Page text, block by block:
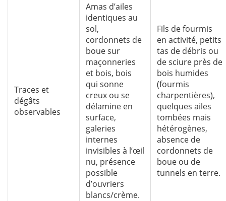
Traces et
dégâts
observables
Amas d’ailes
identiques au
sol,
cordonnets de
boue sur
maçonneries
et bois, bois
qui sonne
creux ou se
délamine en
surface,
galeries
internes
invisibles à l’œil
nu, présence
possible
d’ouvriers
blancs/crème.
Fils de fourmis
en activité, petits
tas de débris ou
de sciure près de
bois humides
(fourmis
charpentières),
quelques ailes
tombées mais
hétérogènes,
absence de
cordonnets de
boue ou de
tunnels en terre.